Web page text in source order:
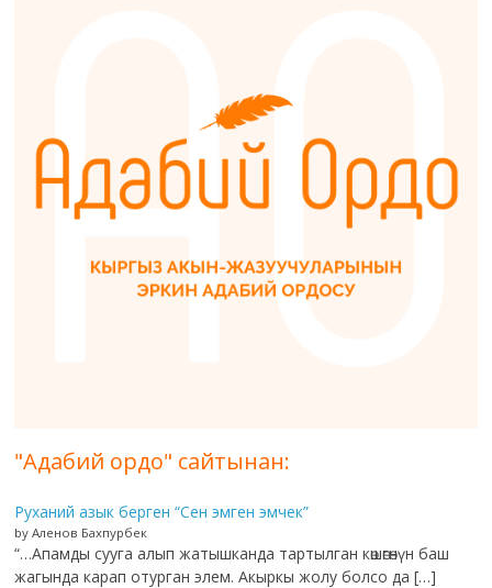
"Адабий ордо" сайтынан:
Руханий азык берген “Сен эмген эмчек”
by Аленов Бахпурбек
“…Апамды сууга алып жатышканда тартылган көшөгөнүн баш
жагында карап отурган элем. Акыркы жолу болсо да […]